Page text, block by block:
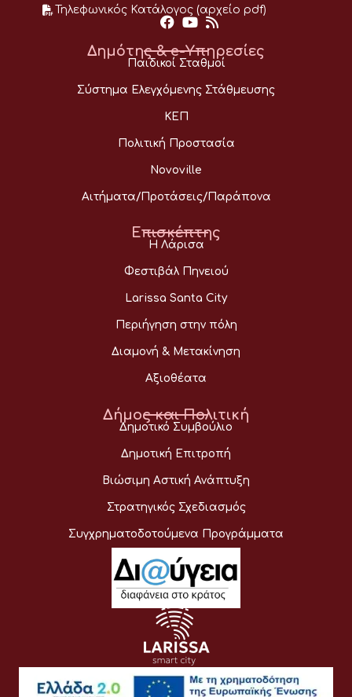
Τηλεφωνικός Κατάλογος (αρχείο pdf)
Δημότης & e-Υπηρεσίες
Παιδικοί Σταθμοί
Σύστημα Ελεγχόμενης Στάθμευσης
ΚΕΠ
Πολιτική Προστασία
Novoville
Αιτήματα/Προτάσεις/Παράπονα
Επισκέπτης
Η Λάρισα
Φεστιβάλ Πηνειού
Larissa Santa City
Περιήγηση στην πόλη
Διαμονή & Μετακίνηση
Αξιοθέατα
Δήμος και Πολιτική
Δημοτικό Συμβούλιο
Δημοτική Επιτροπή
Βιώσιμη Αστική Ανάπτυξη
Στρατηγικός Σχεδιασμός
Συγχρηματοδοτούμενα Προγράμματα